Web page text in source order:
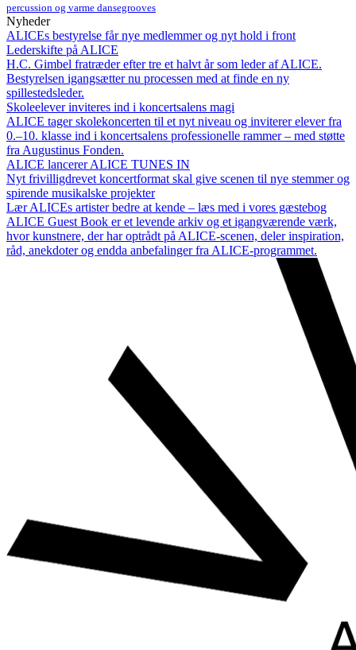
percussion og varme dansegrooves
Nyheder
ALICEs bestyrelse får nye medlemmer og nyt hold i front
Lederskifte på ALICE
H.C. Gimbel fratræder efter tre et halvt år som leder af ALICE.
Bestyrelsen igangsætter nu processen med at finde en ny
spillestedsleder.
Skoleelever inviteres ind i koncertsalens magi
ALICE tager skolekoncerten til et nyt niveau og inviterer elever fra
0.–10. klasse ind i koncertsalens professionelle rammer – med støtte
fra Augustinus Fonden.
ALICE lancerer ALICE TUNES IN
Nyt frivilligdrevet koncertformat skal give scenen til nye stemmer og
spirende musikalske projekter
Lær ALICEs artister bedre at kende – læs med i vores gæstebog
ALICE Guest Book er et levende arkiv og et igangværende værk,
hvor kunstnere, der har optrådt på ALICE-scenen, deler inspiration,
råd, anekdoter og endda anbefalinger fra ALICE-programmet.